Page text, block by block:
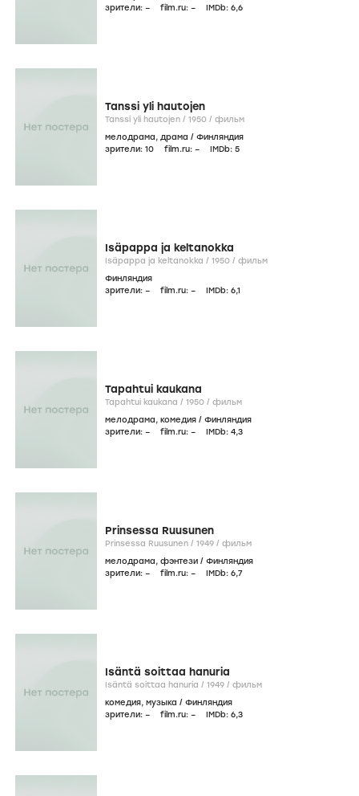
зрители: – film.ru: – IMDb: 6,6
Tanssi yli hautojen
Tanssi yli hautojen / 1950 / фильм
мелодрама, драма / Финляндия
зрители: 10 film.ru: – IMDb: 5
Isäpappa ja keltanokka
Isäpappa ja keltanokka / 1950 / фильм
Финляндия
зрители: – film.ru: – IMDb: 6,1
Tapahtui kaukana
Tapahtui kaukana / 1950 / фильм
мелодрама, комедия / Финляндия
зрители: – film.ru: – IMDb: 4,3
Prinsessa Ruusunen
Prinsessa Ruusunen / 1949 / фильм
мелодрама, фэнтези / Финляндия
зрители: – film.ru: – IMDb: 6,7
Isäntä soittaa hanuria
Isäntä soittaa hanuria / 1949 / фильм
комедия, музыка / Финляндия
зрители: – film.ru: – IMDb: 6,3